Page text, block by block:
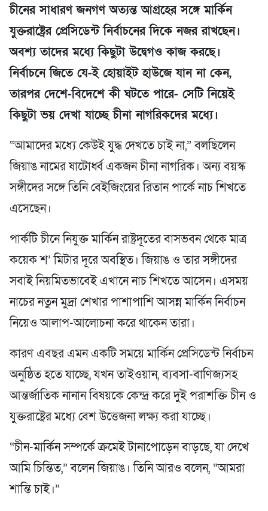
চীনের সাধারণ জনগণ অত্যন্ত আগ্রহের সঙ্গে মার্কিন
যুক্তরাষ্ট্রের প্রেসিডেন্ট নির্বাচনের দিকে নজর রাখছেন।
অবশ্য তাদের মধ্যে কিছুটা উদ্বেগও কাজ করছে।
নির্বাচনে জিতে যে-ই হোয়াইট হাউজে যান না কেন,
তারপর দেশে-বিদেশে কী ঘটতে পারে- সেটি নিয়েই
কিছুটা ভয় দেখা যাচ্ছে চীনা নাগরিকদের মধ্যে।
“আমাদের মধ্যে কেউই যুদ্ধ দেখতে চাই না,” বলছিলেন
জিয়াঙ নামের ষাটোর্ধ্ব একজন চীনা নাগরিক। অন্য বয়স্ক
সঙ্গীদের সঙ্গে তিনি বেইজিংয়ের রিতান পার্কে নাচ শিখতে
এসেছেন।
পার্কটি চীনে নিযুক্ত মার্কিন রাষ্ট্রদূতের বাসভবন থেকে মাত্র
কয়েক শ’ মিটার দূরে অবস্থিত। জিয়াঙ ও তার সঙ্গীদের
সবাই নিয়মিতভাবেই এখানে নাচ শিখতে আসেন। এসময়
নাচের নতুন মুদ্রা শেখার পাশাপাশি আসন্ন মার্কিন নির্বাচন
নিয়েও আলাপ-আলোচনা করে থাকেন তারা।
কারণ এবছর এমন একটি সময়ে মার্কিন প্রেসিডেন্ট নির্বাচন
অনুষ্ঠিত হতে যাচ্ছে, যখন তাইওয়ান, ব্যবসা-বাণিজ্যসহ
আন্তর্জাতিক নানান বিষয়কে কেন্দ্র করে দুই পরাশক্তি চীন ও
যুক্তরাষ্ট্রের মধ্যে বেশ উত্তেজনা লক্ষ্য করা যাচ্ছে।
“চীন-মার্কিন সম্পর্কে ক্রমেই টানাপোড়েন বাড়ছে, যা দেখে
আমি চিন্তিত,” বলেন জিয়াঙ। তিনি আরও বলেন, “আমরা
শান্তি চাই।”